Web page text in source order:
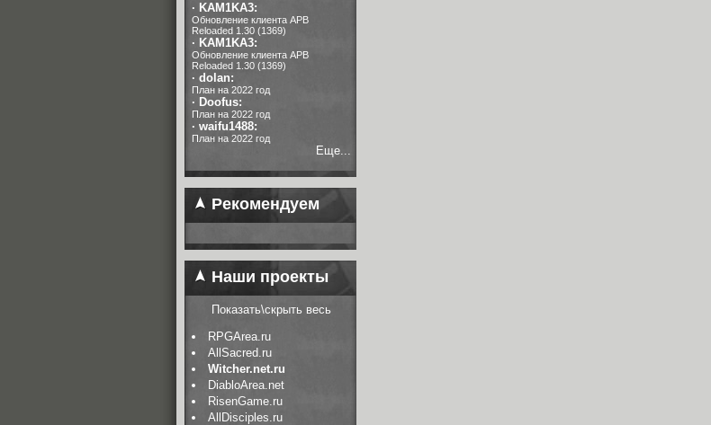
· KAM1KA3:
Обновление клиента APB
Reloaded 1.30 (1369)
· KAM1KA3:
Обновление клиента APB
Reloaded 1.30 (1369)
· dolan:
План на 2022 год
· Doofus:
План на 2022 год
· waifu1488:
План на 2022 год
Еще...
Рекомендуем
Наши проекты
Показать\скрыть весь
RPGArea.ru
AllSacred.ru
Witcher.net.ru
DiabloArea.net
RisenGame.ru
AllDisciples.ru